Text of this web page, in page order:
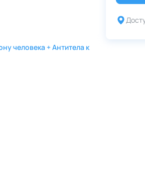
человека + Антитела к